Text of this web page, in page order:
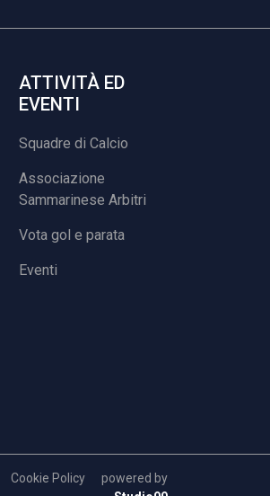
ATTIVITÀ ED
EVENTI
Squadre di Calcio
Associazione
Sammarinese Arbitri
Vota gol e parata
Eventi
Cookie Policy
powered by